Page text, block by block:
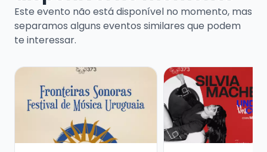
Este evento não está disponível no momento, mas
separamos alguns eventos similares que podem
te interessar.
Veja mais sobre FRONTEIRAS SONORAS – FESTIVAL
Veja mais sobre